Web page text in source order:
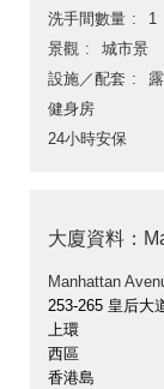
洗手間數量
1
景觀
城市景
設施／配套
健身房
24小時安保
大廈資料：
Manhattan
253-265 皇后大
上環
西區
香港島